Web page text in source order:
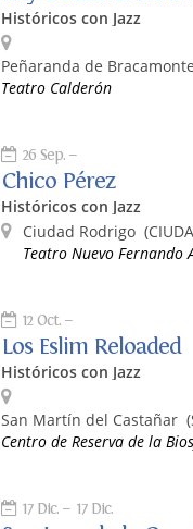
Históricos con Jazz
Peñaranda de Bracamonte
Teatro Calderón
26 Sep.
Chico Pérez
Históricos con Jazz
Ciudad Rodrigo
Teatro Nuevo Fernando
12 Oct.
Los Eslim Reloaded
Históricos con Jazz
San Martín del Castañar
Centro de Reserva de la
17 Dic. 17 Dic.